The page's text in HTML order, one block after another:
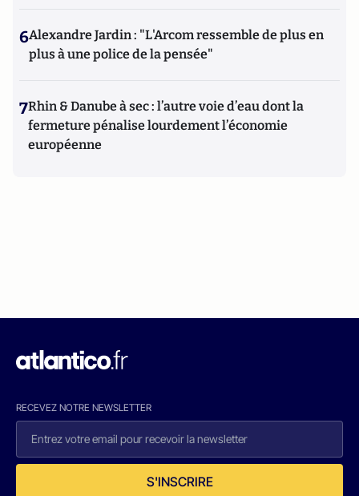
6Alexandre Jardin : "L'Arcom ressemble de plus en
plus à une police de la pensée"
7Rhin & Danube à sec : l’autre voie d’eau dont la
fermeture pénalise lourdement l’économie
européenne
RECEVEZ NOTRE NEWSLETTER
S'INSCRIRE